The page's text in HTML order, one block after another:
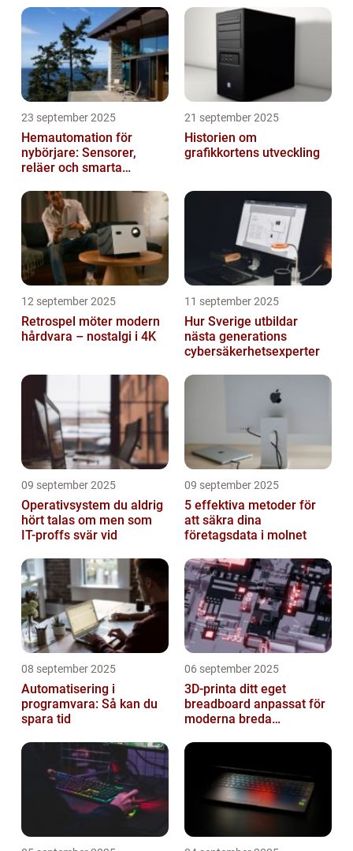
23 september 2025
Hemautomation för
nybörjare: Sensorer,
reläer och smarta
21 september 2025
Historien om
grafikkortens utveckling
12 september 2025
Retrospel möter modern
hårdvara – nostalgi i 4K
11 september 2025
Hur Sverige utbildar
nästa generations
cybersäkerhetsexperter
09 september 2025
Operativsystem du aldrig
hört talas om men som
IT-proffs svär vid
09 september 2025
5 effektiva metoder för
att säkra dina
företagsdata i molnet
08 september 2025
Automatisering i
programvara: Så kan du
spara tid
06 september 2025
3D-printa ditt eget
breadboard anpassat för
moderna breda